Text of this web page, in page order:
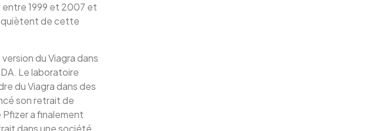
entre 1999 et 2007 et
de cette
du Viagra dans
Le laboratoire
du Viagra dans des
son retrait de
a finalement
dans une société